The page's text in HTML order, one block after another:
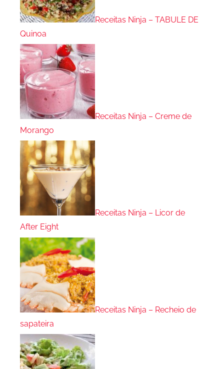
Receitas Ninja – TABULE DE
Quinoa
Receitas Ninja – Creme de
Morango
Receitas Ninja – Licor de
After Eight
Receitas Ninja – Recheio de
sapateira